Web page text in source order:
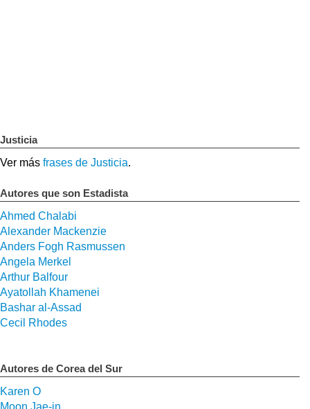
Justicia
Ver más frases de Justicia.
Autores que son Estadista
Ahmed Chalabi
Alexander Mackenzie
Anders Fogh Rasmussen
Angela Merkel
Arthur Balfour
Ayatollah Khamenei
Bashar al-Assad
Cecil Rhodes
Autores de Corea del Sur
Karen O